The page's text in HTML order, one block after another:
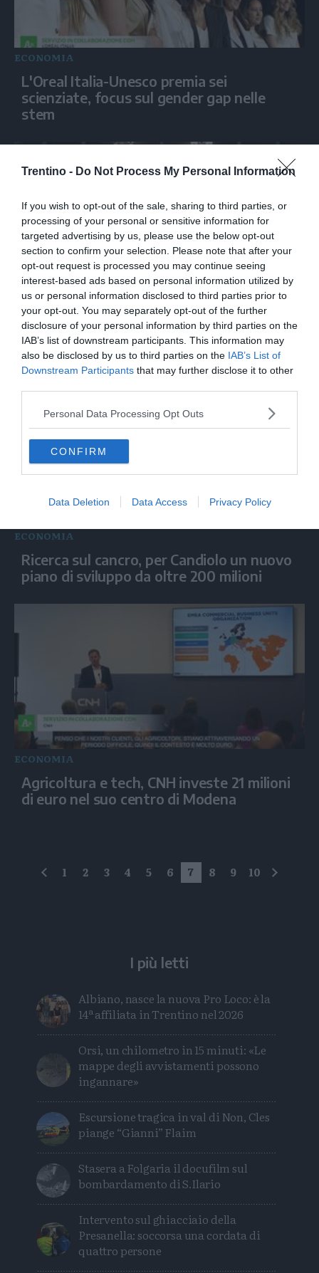
Trentino - Do Not Process My Personal Information
If you wish to opt-out of the sale, sharing to third parties, or
processing of your personal or sensitive information for
targeted advertising by us, please use the below opt-out
section to confirm your selection. Please note that after your
opt-out request is processed you may continue seeing
interest-based ads based on personal information utilized by
us or personal information disclosed to third parties prior to
your opt-out. You may separately opt-out of the further
disclosure of your personal information by third parties on the
IAB’s list of downstream participants. This information may
also be disclosed by us to third parties on the IAB’s List of
Downstream Participants that may further disclose it to other
Personal Data Processing Opt Outs
CONFIRM
Data Deletion Data Access Privacy Policy
ECONOMIA
L'Oreal Italia-Unesco premia sei
scienziate, focus sul gender gap nelle
stem
ECONOMIA
Fondazione Allegra Agnelli, l'Istituto di
Candiolo festeggia in musica 40 anni
contro il cancro
ECONOMIA
Ricerca sul cancro, per Candiolo un nuovo
piano di sviluppo da oltre 200 milioni
ECONOMIA
Agricoltura e tech, CNH investe 21 milioni
di euro nel suo centro di Modena
precedente
1 2 3 4 5 6 7 8 9 10
I più letti
Albiano, nasce la nuova Pro Loco: è la
14ª affiliata in Trentino nel 2026
Orsi, un chilometro in 15 minuti: «Le
mappe degli avvistamenti possono
ingannare»
Escursione tragica in val di Non, Cles
piange “Gianni” Flaim
Stasera a Folgaria il docufilm sul
bombardamento di S.Ilario
Intervento sul ghiacciaio della
Presanella: soccorsa una cordata di
quattro persone